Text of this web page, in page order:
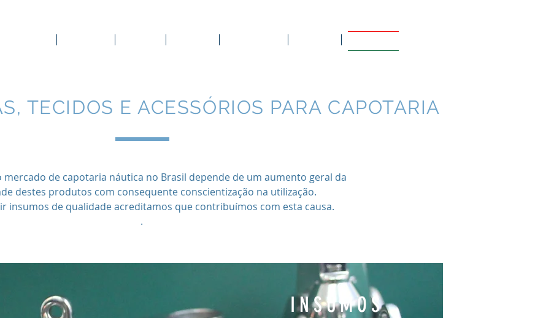
TECIDOS E ACESSÓRIOS PARA CAPOTARIA
mercado de capotaria náutica no Brasil depende de um aumento geral da
destes produtos com consequente conscientização na utilização.
insumos de qualidade acreditamos que contribuímos com esta causa.
.
INSUMOS